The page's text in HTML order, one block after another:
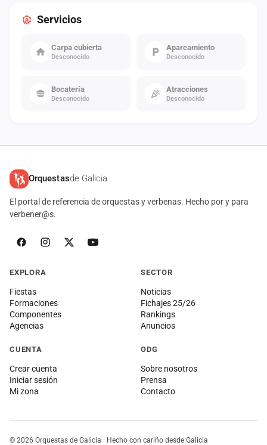
Servicios
Carpa cubierta
Desconocido
Aparcamiento
Desconocido
Bocatería
Desconocido
Atracciones
Desconocido
Orquestasde Galicia
El portal de referencia de orquestas y verbenas. Hecho por y para
verbener@s.
EXPLORA
Fiestas
Formaciones
Componentes
Agencias
SECTOR
Noticias
Fichajes 25/26
Rankings
Anuncios
CUENTA
Crear cuenta
Iniciar sesión
Mi zona
ODG
Sobre nosotros
Prensa
Contacto
© 2026 Orquestas de Galicia · Hecho con cariño desde Galicia